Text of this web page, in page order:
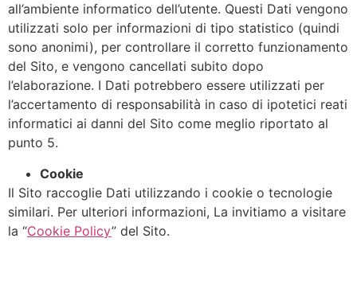
all’ambiente informatico dell’utente. Questi Dati vengono
utilizzati solo per informazioni di tipo statistico (quindi
sono anonimi), per controllare il corretto funzionamento
del Sito, e vengono cancellati subito dopo
l’elaborazione. I Dati potrebbero essere utilizzati per
l’accertamento di responsabilità in caso di ipotetici reati
informatici ai danni del Sito come meglio riportato al
punto 5.
Cookie
Il Sito raccoglie Dati utilizzando i cookie o tecnologie
similari. Per ulteriori informazioni, La invitiamo a visitare
la “Cookie Policy” del Sito.